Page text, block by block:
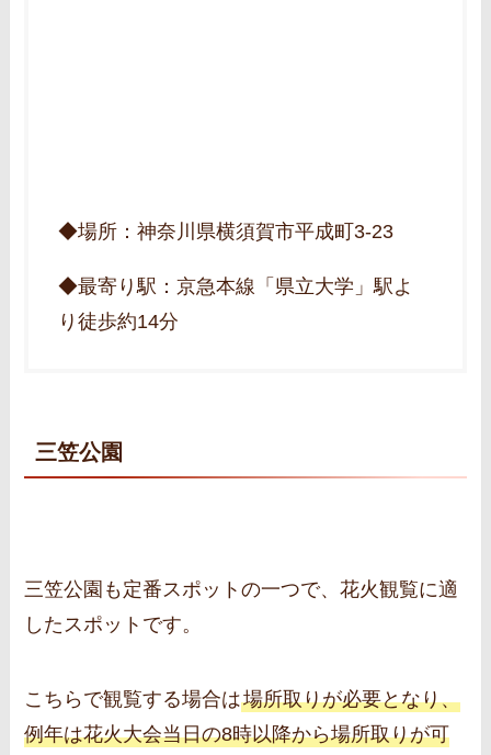
◆場所：神奈川県横須賀市平成町3-23
◆最寄り駅：京急本線「県立大学」駅よ
り徒歩約14分
三笠公園
三笠公園も定番スポットの一つで、花火観覧に適
したスポットです。
こちらで観覧する場合は場所取りが必要となり、
例年は花火大会当日の8時以降から場所取りが可